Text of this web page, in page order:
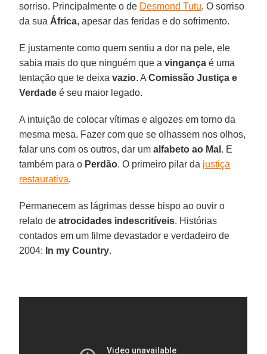
sorriso. Principalmente o de Desmond Tutu. O sorriso
da sua África, apesar das feridas e do sofrimento.
E justamente como quem sentiu a dor na pele, ele
sabia mais do que ninguém que avingança é uma
tentação que te deixavazio. AComissão Justiça e
Verdade é seu maior legado.
A intuição de colocar vítimas e algozes em torno da
mesma mesa. Fazer com que se olhassem nos olhos,
falar uns com os outros, dar umalfabeto ao Mal . E
também para o Perdão. O primeiro pilar da justiça
restaurativa.
Permanecem as lágrimas desse bispo ao ouvir o
relato deatrocidades indescritíveis. Histórias
contados em um filme devastador e verdadeiro de
2004: In my Country.